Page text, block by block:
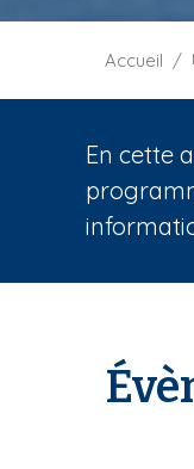
r
F
d
A
r
a
Accueil
En cette